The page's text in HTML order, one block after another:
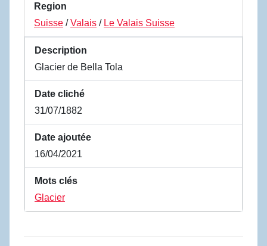
Region
Suisse /Valais / Le Valais Suisse
Description
Glacier de Bella Tola
Date cliché
31/07/1882
Date ajoutée
16/04/2021
Mots clés
Glacier